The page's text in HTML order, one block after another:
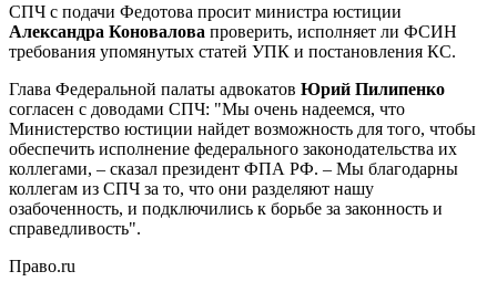
СПЧ с подачи Федотова просит министра юстиции
Александра Коновалова проверить, исполняет ли ФСИН
требования упомянутых статей УПК и постановления КС.
Глава Федеральной палаты адвокатов Юрий Пилипенко
согласен с доводами СПЧ: "Мы очень надеемся, что
Министерство юстиции найдет возможность для того, чтобы
обеспечить исполнение федерального законодательства их
коллегами, – сказал президент ФПА РФ. – Мы благодарны
коллегам из СПЧ за то, что они разделяют нашу
озабоченность, и подключились к борьбе за законность и
справедливость".
Право.ru